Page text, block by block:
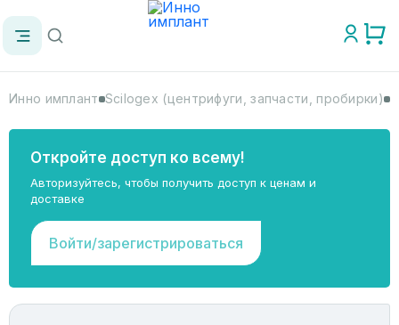
Инно имплант Scilogex (центрифуги, запчасти, пробирки)
Откройте доступ ко всему!
Авторизуйтесь, чтобы получить доступ к ценам и
доставке
Войти/зарегистрироваться